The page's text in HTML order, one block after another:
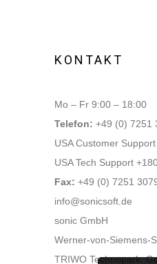
KONTAKT
Mo – Fr 9:00 – 18:00
Telefon: +49 (0) 7251
USA Customer
USA Tech Support
Fax: +49 (0) 7251
info@sonicsoft.de
sonic GmbH
Werner-von-Siemens-
TRIWO Technopark: